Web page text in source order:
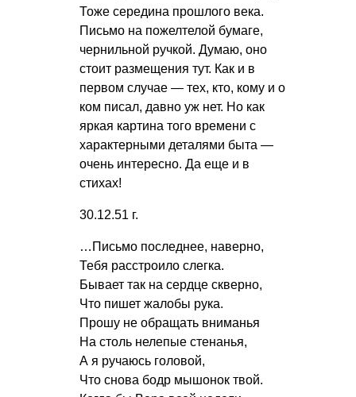
Тоже середина прошлого века.
Письмо на пожелтелой бумаге,
чернильной ручкой. Думаю, оно
стоит размещения тут. Как и в
первом случае — тех, кто, кому и о
ком писал, давно уж нет. Но как
яркая картина того времени с
характерными деталями быта —
очень интересно. Да еще и в
стихах!
30.12.51 г.
…Письмо последнее, наверно,
Тебя расстроило слегка.
Бывает так на сердце скверно,
Что пишет жалобы рука.
Прошу не обращать вниманья
На столь нелепые стенанья,
А я ручаюсь головой,
Что снова бодр мышонок твой.